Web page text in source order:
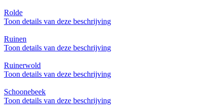
Rolde
Toon details van deze beschrijving
Ruinen
Toon details van deze beschrijving
Ruinerwold
Toon details van deze beschrijving
Schoonebeek
Toon details van deze beschrijving